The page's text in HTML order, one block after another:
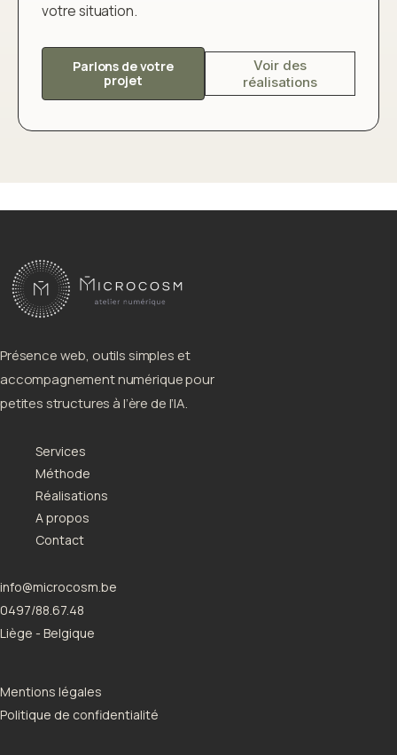
votre situation.
Parlons de votre
projet
Voir des
réalisations
Présence web, outils simples et
accompagnement numérique pour
petites structures à l’ère de l’IA.
Services
Méthode
Réalisations
A propos
Contact
info@microcosm.be
0497/88.67.48
Liège - Belgique
Mentions légales
Politique de confidentialité